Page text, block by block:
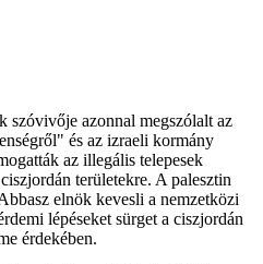
szóvivője azonnal megszólalt az
és az izraeli kormány
az illegális telepesek
területekre. A palesztin
elnök kevesli a nemzetközi
lépéseket sürget a ciszjordán
érdekében.